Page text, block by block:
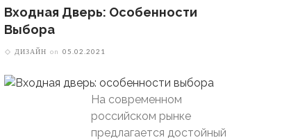
Входная Дверь: Особенности
Выбора
ДИЗАЙН on 05.02.2021
На современном
российском рынке
предлагается достойный